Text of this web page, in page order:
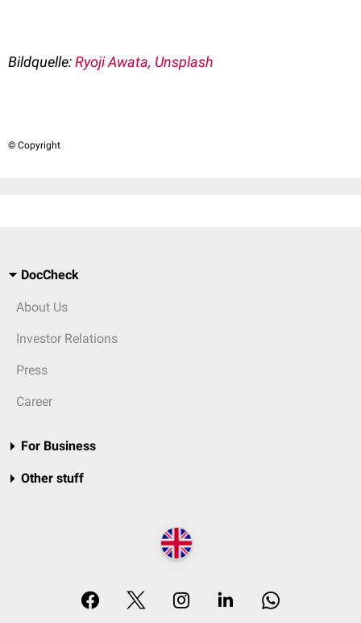
Bildquelle:Ryoji Awata, Unsplash
© Copyright
DocCheck
About Us
Investor Relations
Press
Career
For Business
Other stuff